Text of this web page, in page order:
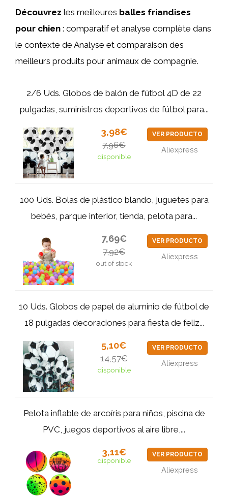
Découvrez les meilleures balles friandises
pour chien : comparatif et analyse complète dans
le contexte de Analyse et comparaison des
meilleurs produits pour animaux de compagnie.
2/6 Uds. Globos de balón de fútbol 4D de 22
pulgadas, suministros deportivos de fútbol para...
3,98€
7,96€
disponible
VER PRODUCTO
Aliexpress
100 Uds. Bolas de plástico blando, juguetes para
bebés, parque interior, tienda, pelota para...
7,69€
7,92€
out of stock
VER PRODUCTO
Aliexpress
10 Uds. Globos de papel de aluminio de fútbol de
18 pulgadas decoraciones para fiesta de feliz...
5,10€
14,57€
disponible
VER PRODUCTO
Aliexpress
Pelota inflable de arcoíris para niños, piscina de
PVC, juegos deportivos al aire libre,...
3,11€
disponible
VER PRODUCTO
Aliexpress